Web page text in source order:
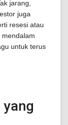
jarang,
juga
resesi atau
untuk terus